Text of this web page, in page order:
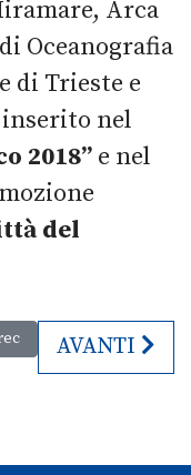
Arca
Oceanografia
di Trieste e
inserito nel
2018” e nel
del
precedente: Padri e
ARTICOLO
AVANTI